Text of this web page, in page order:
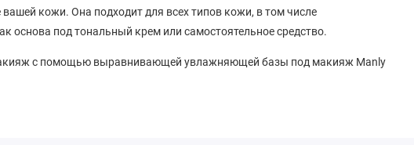
кожи. Она подходит для всех типов кожи, в том числе
основа под тональный крем или самостоятельное средство.
с помощью выравнивающей увлажняющей базы под макияж Manly